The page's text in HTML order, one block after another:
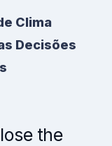
Clima
Decisões
the